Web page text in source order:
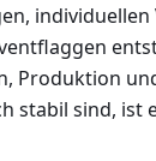
individuellen
Produktion
stabil sind, ist